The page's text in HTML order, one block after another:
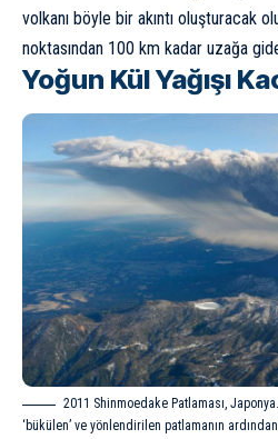
volkanı böyle bir akıntı oluşturacak
noktasından 100 km kadar uzağa
Yoğun Kül Yağışı
2011 Shinmoedake Patlaması,
‘bükülen’ ve yönlendirilen patlamanın